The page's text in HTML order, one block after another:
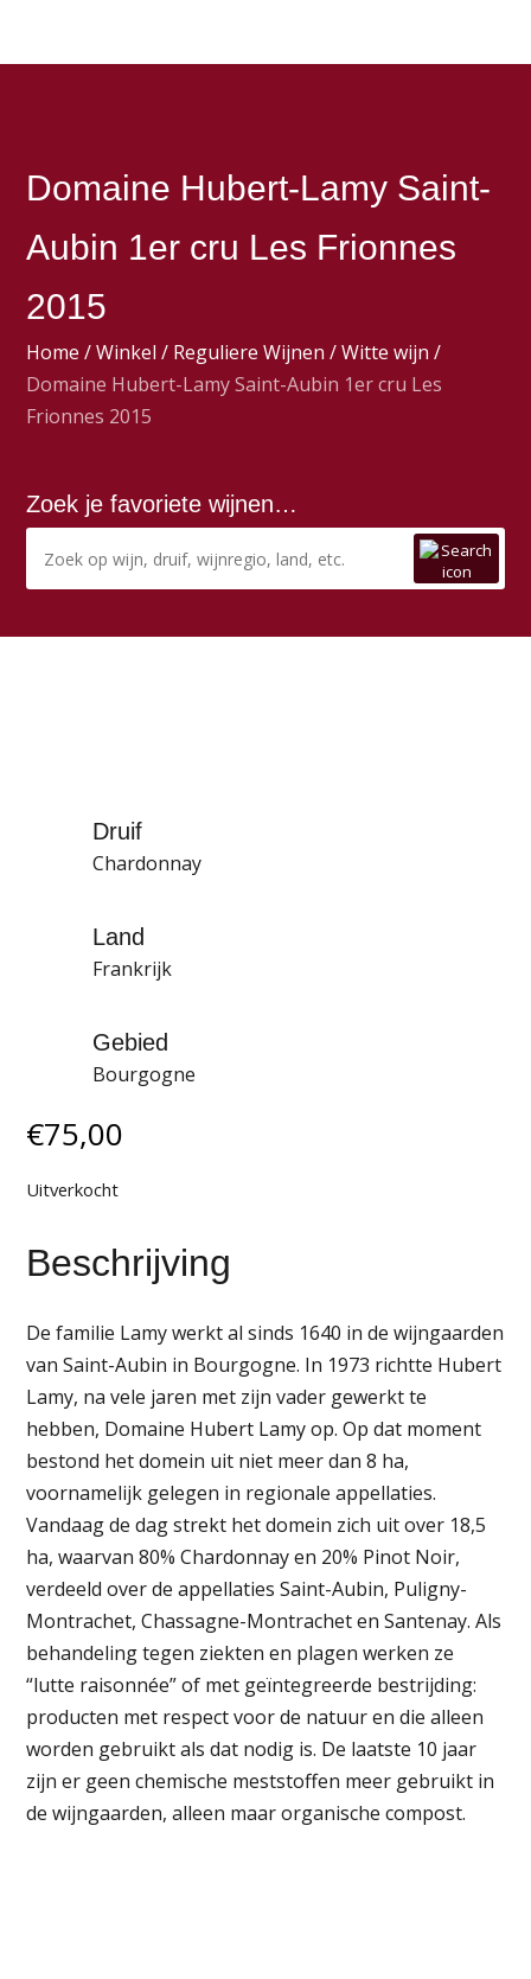
Domaine Hubert-Lamy Saint-
Aubin 1er cru Les Frionnes
2015
Home /Winkel / Reguliere Wijnen /Witte wijn /
Domaine Hubert-Lamy Saint-Aubin 1er cru Les
Frionnes 2015
Zoek je favoriete wijnen…
Druif
Chardonnay
Land
Frankrijk
Gebied
Bourgogne
€75,00
Uitverkocht
Beschrijving
De familie Lamy werkt al sinds 1640 in de wijngaarden
van Saint-Aubin in Bourgogne. In 1973 richtte Hubert
Lamy, na vele jaren met zijn vader gewerkt te
hebben, Domaine Hubert Lamy op. Op dat moment
bestond het domein uit niet meer dan 8 ha,
voornamelijk gelegen in regionale appellaties.
Vandaag de dag strekt het domein zich uit over 18,5
ha, waarvan 80% Chardonnay en 20% Pinot Noir,
verdeeld over de appellaties Saint-Aubin, Puligny-
Montrachet, Chassagne-Montrachet en Santenay. Als
behandeling tegen ziekten en plagen werken ze
“lutte raisonnée” of met geïntegreerde bestrijding:
producten met respect voor de natuur en die alleen
worden gebruikt als dat nodig is. De laatste 10 jaar
zijn er geen chemische meststoffen meer gebruikt in
de wijngaarden, alleen maar organische compost.